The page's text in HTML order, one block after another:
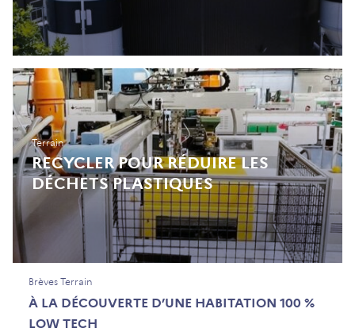
Terrain
RECYCLER POUR RÉDUIRE LES
DÉCHETS PLASTIQUES
Brèves Terrain
À LA DÉCOUVERTE D’UNE HABITATION 100 %
LOW TECH